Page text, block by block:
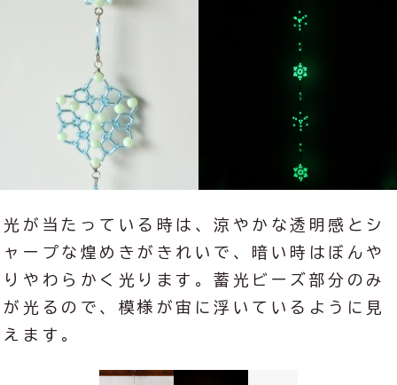
光が当たっている時は、涼やかな透明感とシ
ャープな煌めきがきれいで、暗い時はぼんや
りやわらかく光ります。蓄光ビーズ部分のみ
が光るので、模様が宙に浮いているように見
えます。